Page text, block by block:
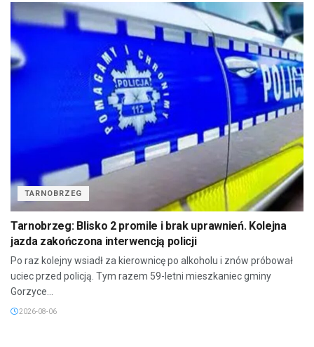
TARNOBRZEG
Tarnobrzeg: Blisko 2 promile i brak uprawnień. Kolejna
jazda zakończona interwencją policji
Po raz kolejny wsiadł za kierownicę po alkoholu i znów próbował
uciec przed policją. Tym razem 59-letni mieszkaniec gminy
Gorzyce...
2026-08-06